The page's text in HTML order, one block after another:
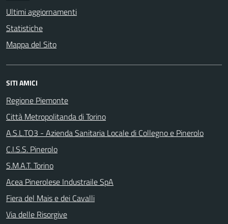
Ultimi aggiornamenti
Statistiche
Mappa del Sito
SITI AMICI
Regione Piemonte
Città Metropolitanda di Torino
A.S.L.TO3 - Azienda Sanitaria Locale di Collegno e Pinerolo
C.I.S.S. Pinerolo
S.M.A.T. Torino
Acea Pinerolese Industraile SpA
Fiera del Mais e dei Cavalli
Via delle Risorgive